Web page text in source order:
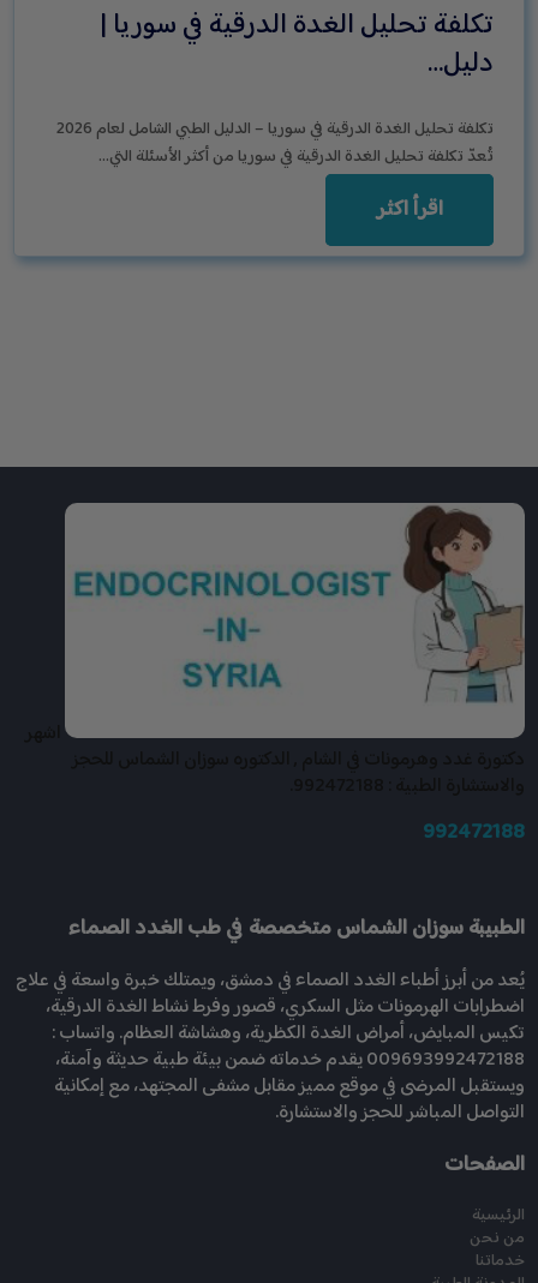
تكلفة تحليل الغدة الدرقية في سوريا |
دليل…
تكلفة تحليل الغدة الدرقية في سوريا – الدليل الطبي الشامل لعام 2026
تُعدّ تكلفة تحليل الغدة الدرقية في سوريا من أكثر الأسئلة التي…
اقرأ اكثر
992472188
الطبيبة سوزان الشماس متخصصة في طب الغدد الصماء
يُعد من أبرز أطباء الغدد الصماء في دمشق، ويمتلك خبرة واسعة في علاج
اضطرابات الهرمونات مثل السكري، قصور وفرط نشاط الغدة الدرقية،
تكيس المبايض، أمراض الغدة الكظرية، وهشاشة العظام. واتساب :
009693992472188 يقدم خدماته ضمن بيئة طبية حديثة وآمنة،
ويستقبل المرضى في موقع مميز مقابل مشفى المجتهد، مع إمكانية
التواصل المباشر للحجز والاستشارة.
الصفحات
الرئيسية
من نحن
خدماتنا